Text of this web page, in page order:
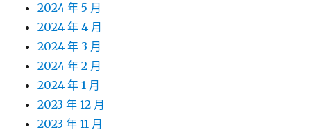
2024 年 5 月
2024 年 4 月
2024 年 3 月
2024 年 2 月
2024 年 1 月
2023 年 12 月
2023 年 11 月